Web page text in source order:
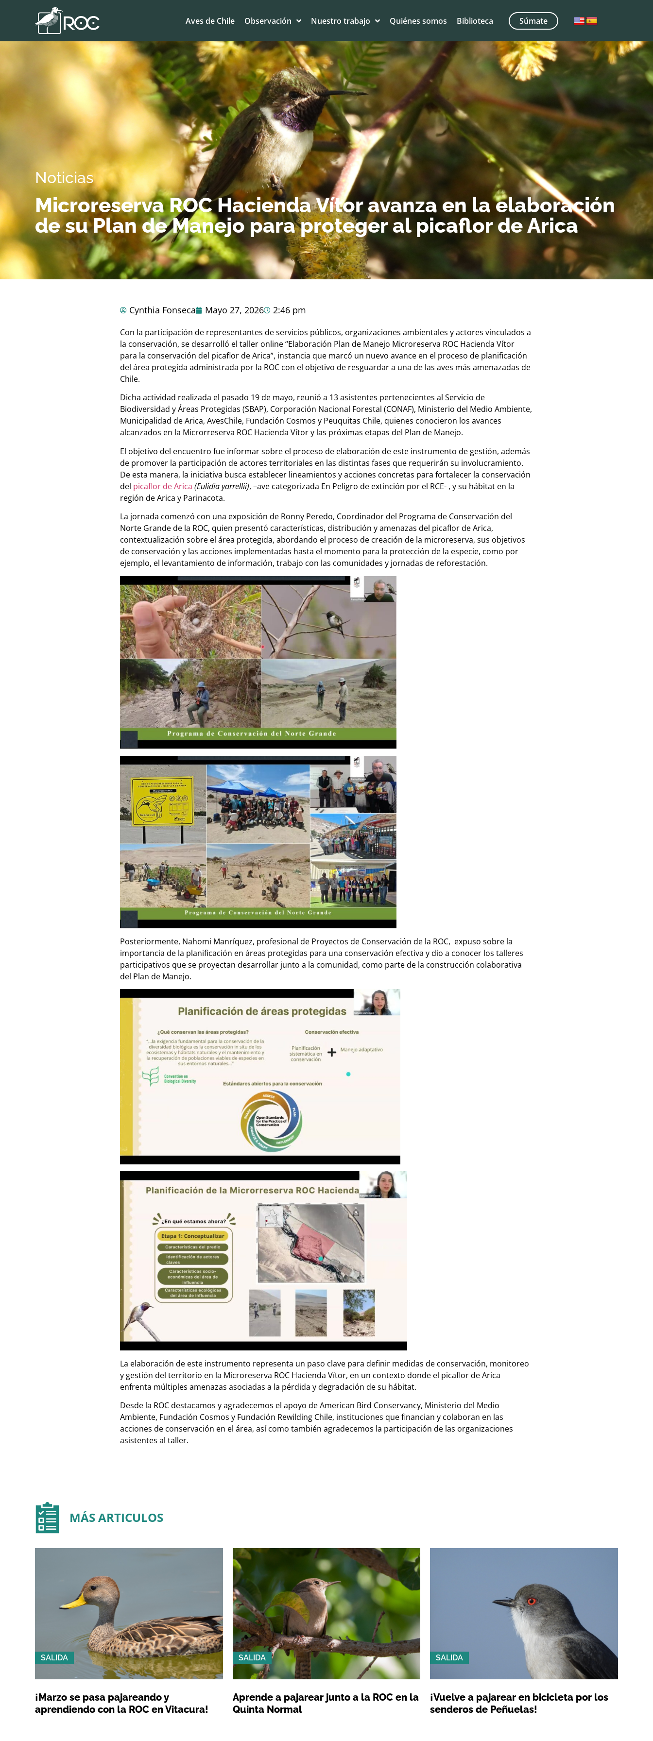
Aves de Chile Observación Nuestro trabajo Quiénes somos Biblioteca Súmate
Noticias
Microreserva ROC Hacienda Vítor avanza en la elaboración
de su Plan de Manejo para proteger al picaflor de Arica
Cynthia Fonseca Mayo 27, 2026 2:46 pm
Con la participación de representantes de servicios públicos, organizaciones ambientales y actores vinculados a
la conservación, se desarrolló el taller online “Elaboración Plan de Manejo Microreserva ROC Hacienda Vítor
para la conservación del picaflor de Arica”, instancia que marcó un nuevo avance en el proceso de planificación
del área protegida administrada por la ROC con el objetivo de resguardar a una de las aves más amenazadas de
Chile.
Dicha actividad realizada el pasado 19 de mayo, reunió a 13 asistentes pertenecientes al Servicio de
Biodiversidad y Áreas Protegidas (SBAP), Corporación Nacional Forestal (CONAF), Ministerio del Medio Ambiente,
Municipalidad de Arica, AvesChile, Fundación Cosmos y Peuquitas Chile, quienes conocieron los avances
alcanzados en la Microrreserva ROC Hacienda Vítor y las próximas etapas del Plan de Manejo.
El objetivo del encuentro fue informar sobre el proceso de elaboración de este instrumento de gestión, además
de promover la participación de actores territoriales en las distintas fases que requerirán su involucramiento.
De esta manera, la iniciativa busca establecer lineamientos y acciones concretas para fortalecer la conservación
del picaflor de Arica (Eulidia yarrellii), –ave categorizada En Peligro de extinción por el RCE- , y su hábitat en la
región de Arica y Parinacota.
La jornada comenzó con una exposición de Ronny Peredo, Coordinador del Programa de Conservación del
Norte Grande de la ROC, quien presentó características, distribución y amenazas del picaflor de Arica,
contextualización sobre el área protegida, abordando el proceso de creación de la microreserva, sus objetivos
de conservación y las acciones implementadas hasta el momento para la protección de la especie, como por
ejemplo, el levantamiento de información, trabajo con las comunidades y jornadas de reforestación.
Posteriormente, Nahomi Manríquez, profesional de Proyectos de Conservación de la ROC, expuso sobre la
importancia de la planificación en áreas protegidas para una conservación efectiva y dio a conocer los talleres
participativos que se proyectan desarrollar junto a la comunidad, como parte de la construcción colaborativa
del Plan de Manejo.
La elaboración de este instrumento representa un paso clave para definir medidas de conservación, monitoreo
y gestión del territorio en la Microreserva ROC Hacienda Vítor, en un contexto donde el picaflor de Arica
enfrenta múltiples amenazas asociadas a la pérdida y degradación de su hábitat.
Desde la ROC destacamos y agradecemos el apoyo de American Bird Conservancy, Ministerio del Medio
Ambiente, Fundación Cosmos y Fundación Rewilding Chile, instituciones que financian y colaboran en las
acciones de conservación en el área, así como también agradecemos la participación de las organizaciones
asistentes al taller.
MÁS ARTICULOS
SALIDA
¡Marzo se pasa pajareando y
aprendiendo con la ROC en Vitacura!
SALIDA
Aprende a pajarear junto a la ROC en la
Quinta Normal
SALIDA
¡Vuelve a pajarear en bicicleta por los
senderos de Peñuelas!